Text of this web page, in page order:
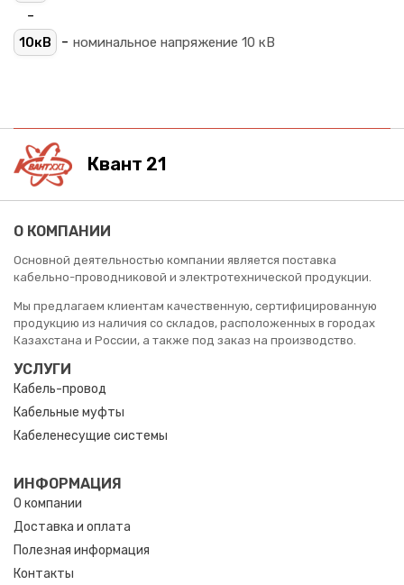
-
10кВ - номинальное напряжение 10 кВ
Квант 21
О КОМПАНИИ
Основной деятельностью компании является поставка
кабельно-проводниковой и электротехнической продукции.
Мы предлагаем клиентам качественную, сертифицированную
продукцию из наличия со складов, расположенных в городах
Казахстана и России, а также под заказ на производство.
УСЛУГИ
Кабель-провод
Кабельные муфты
Кабеленесущие системы
ИНФОРМАЦИЯ
О компании
Доставка и оплата
Полезная информация
Контакты